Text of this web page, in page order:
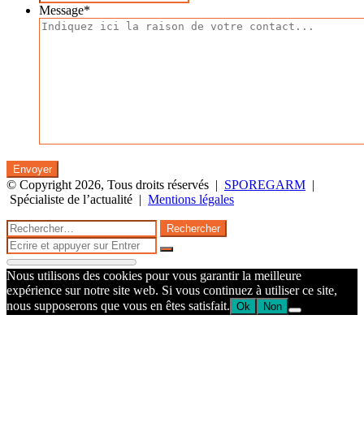
Message*
© Copyright 2026, Tous droits réservés | SPOREGARM |
Spécialiste de l’actualité | Mentions légales
Facebook
Twitter
WhatsApp
Telegram
Bouton
retour
en
haut
de
la
page
Fermer
Rechercher :
Fermer
Rechercher
Nous utilisons des cookies pour vous garantir la meilleure
expérience sur notre site web. Si vous continuez à utiliser ce site,
nous supposerons que vous en êtes satisfait. Ok Non